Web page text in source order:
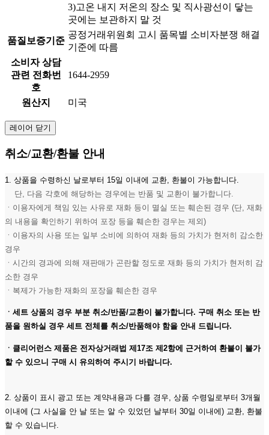
3)고온 내지 저온의 장소 및 직사광선이 닿는
곳에는 보관하지 말 것
품질보증기준
공정거래위원회 고시 품목별 소비자분쟁 해결
기준에 따름
소비자 상담
관련 전화번
호
1644-2959
원산지 미국
레이어 닫기
취소/교환/환불 안내
1. 상품을 수령하신 날로부터 15일 이내에 교환, 환불이 가능합니다.
단, 다음 각호에 해당하는 경우에는 반품 및 교환이 불가합니다.
ㆍ이용자에게 책임 있는 사유로 재화 등이 멸실 또는 훼손된 경우 (단, 재화
의 내용을 확인하기 위하여 포장 등을 훼손한 경우는 제외)
ㆍ이용자의 사용 또는 일부 소비에 의하여 재화 등의 가치가 현저히 감소한
경우
ㆍ시간의 경과에 의해 재판매가 곤란할 정도로 재화 등의 가치가 현저히 감
소한 경우
ㆍ복제가 가능한 재화의 포장을 훼손한 경우
ㆍ세트 상품의 경우 부분 취소/반품/교환이 불가합니다. 구매 취소 또는 반
품을 원하실 경우 세트 전체를 취소/반품해야 함을 안내 드립니다.
ㆍ클리어런스 제품은 전자상거래법 제17조 제2항에 근거하여 환불이 불가
할 수 있으니 구매 시 유의하여 주시기 바랍니다.
2. 상품이 표시 광고 또는 계약내용과 다를 경우, 상품 수령일로부터 3개월
이내에 (그 사실을 안 날 또는 알 수 있었던 날부터 30일 이내에) 교환, 환불
할 수 있습니다.